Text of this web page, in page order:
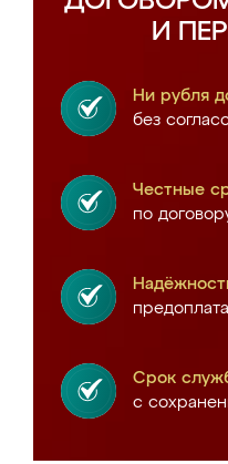
И
Ни рубля
без
Честные
по
Срок
с